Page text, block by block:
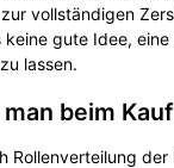
vollständigen
keine gute Idee,
lassen.
beim
Rollenverteilung